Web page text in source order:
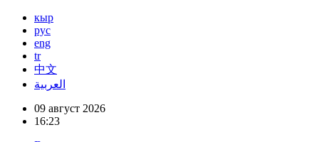
кыр
рус
eng
tr
中文
العربية
09 август 2026
16:23